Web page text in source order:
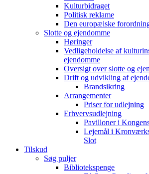
Kulturbidraget
Politisk reklame
Den europæiske
Slotte og ejendomme
Høringer
Vedligeholdelse af
ejendomme
Oversigt over slotte og
Drift og udvikling af
Brandsikring
Arrangementer
Priser for udlejning
Erhvervsudlejning
Pavilloner i
Lejemål i
Slot
Tilskud
Søg puljer
Bibliotekspenge